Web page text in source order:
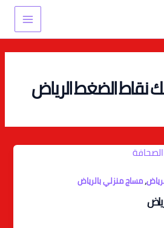
Main
Menu
نقاط الضغط الرياض
,مساج منزلي بالرياض